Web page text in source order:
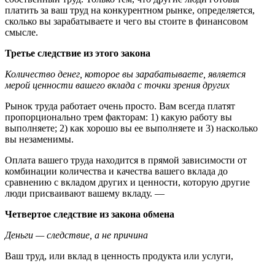
платить за ваш труд на конкурентном рынке, определяется,
сколько вы зарабатываете и чего вы стоите в финансовом
смысле.
Третье следствие из этого закона
Количество денег, которое вы зарабатываете, является
мерой ценности вашего вклада с точки зрения других
Рынок труда работает очень просто. Вам всегда платят
пропорционально трем факторам: 1) какую работу вы
выполняете; 2) как хорошо вы ее выполняете и 3) насколько
вы незаменимы.
Оплата вашего труда находится в прямой зависимости от
комбинации количества и качества вашего вклада до
сравнению с вкладом других и ценности, которую другие
люди присваивают вашему вкладу. —
Четвертое следствие из закона обмена
Деньги — следствие, а не причина
Ваш труд, или вклад в ценность продукта или услуги,